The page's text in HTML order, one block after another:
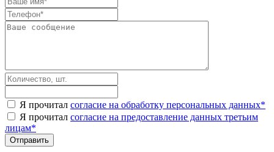
Я прочитал согласие на обработку персональных данных*
Я прочитал согласие на предоставление данных третьим
лицам*